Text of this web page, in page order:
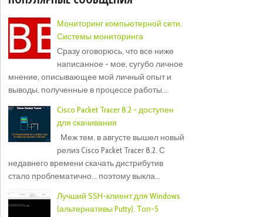
Мониторинг компьютерной сети.
Системы мониторинга
Сразу оговорюсь, что все ниже
написанное - мое, сугубо личное
мнение, описывающее мой личный опыт и
выводы, полученные в процессе работы...
Cisco Packet Tracer 8.2 - доступен
для скачивания
Меж тем, в августе вышел новый
релиз Cisco Packet Tracer 8.2. С
недавнего времени скачать дистрибутив
стало проблематично... поэтому выкла...
Лучший SSH-клиент для Windows
(альтернативы Putty). Топ-5